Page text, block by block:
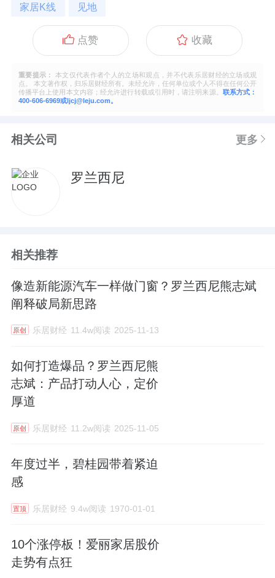
家居K线 见地
点赞 收藏
重要提示：
本文仅代表作者个人的立场和观点，并不代表乐居财经的立场或观
点。 本文著作权，归乐居财经所有。未经允许，任何单位或个人不得在任何公开
传播平台上使用本文内容；经允许进行转载或引用时，请注明来源。 联系方式：
400-606-6969或ljcj@leju.com。
相关公司 更多
罗兰西尼
相关推荐
像造新能源汽车一样做门窗？罗兰西尼熊志斌
阐释破局新思路
原创 乐居财经 11.4w阅读 2025-11-13
如何打造爆品？罗兰西尼熊
志斌：产品打动人心，定价
厚道
原创 乐居财经 11.2w阅读 2025-11-05
年度过半，碧桂园带着紧迫
感
置顶 乐居财经 9.4w阅读 1970-01-01
10个涨停板！爱丽家居股价
走势有点狂